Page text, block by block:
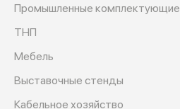
Промышленные комплектующие
ТНП
Мебель
Выставочные стенды
Кабельное хозяйство